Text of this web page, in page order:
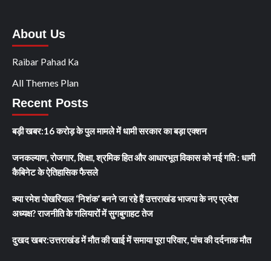
About Us
Raibar Pahad Ka
All Themes Plan
Recent Posts
बड़ी खबर:16 करोड़ के पुल मामले में धामी सरकार का बड़ा एक्शन
जनकल्याण, रोजगार, शिक्षा, श्रमिक हित और आधारभूत विकास को नई गति : धामी
कैबिनेट के ऐतिहासिक फैसले
क्या रमेश पोखरियाल ‘निशंक’ बनने जा रहे हैं उत्तराखंड भाजपा के नए प्रदेश
अध्यक्ष? राजनीति के गलियारों में सुगबुगाहट तेज
दुखद खबर:उत्तराखंड में मौत की खाई में समाया पूरा परिवार, पांच की दर्दनाक मौत